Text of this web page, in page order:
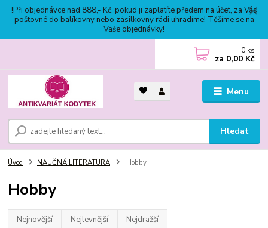
!Při objednávce nad 888,- Kč, pokud ji zaplatíte předem na účet, za Vás
poštovné do balíkovny nebo zásilkovny rádi uhradíme! Těšíme se na
Vaše objednávky!
Menu
Hledat
0 ks
za 0,00 Kč
Úvod NAUČNÁ LITERATURA Hobby
Hobby
Nejnovější Nejlevnější Nejdražší